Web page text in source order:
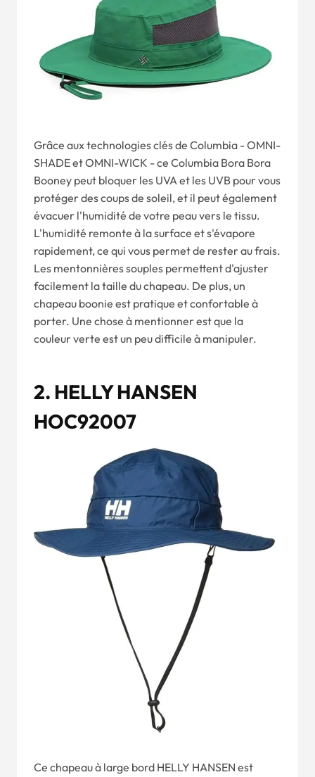
Grâce aux technologies clés de Columbia - OMNI-
SHADE et OMNI-WICK - ce Columbia Bora Bora
Booney peut bloquer les UVA et les UVB pour vous
protéger des coups de soleil, et il peut également
évacuer l'humidité de votre peau vers le tissu.
L'humidité remonte à la surface et s'évapore
rapidement, ce qui vous permet de rester au frais.
Les mentonnières souples permettent d'ajuster
facilement la taille du chapeau. De plus, un
chapeau boonie est pratique et confortable à
porter. Une chose à mentionner est que la
couleur verte est un peu difficile à manipuler.
2. HELLY HANSEN
HOC92007
Ce chapeau à large bord HELLY HANSEN est